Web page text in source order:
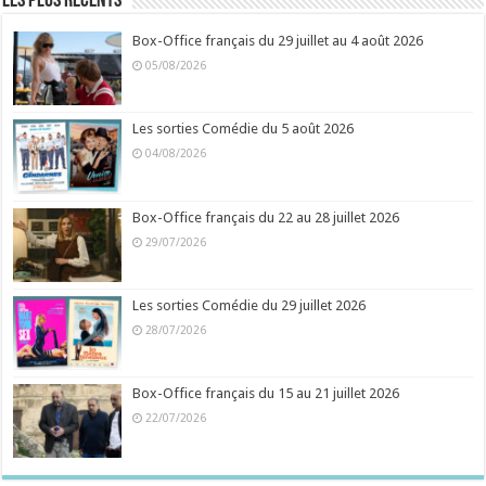
Box-Office français du 29 juillet au 4 août 2026
05/08/2026
Les sorties Comédie du 5 août 2026
04/08/2026
Box-Office français du 22 au 28 juillet 2026
29/07/2026
Les sorties Comédie du 29 juillet 2026
28/07/2026
Box-Office français du 15 au 21 juillet 2026
22/07/2026